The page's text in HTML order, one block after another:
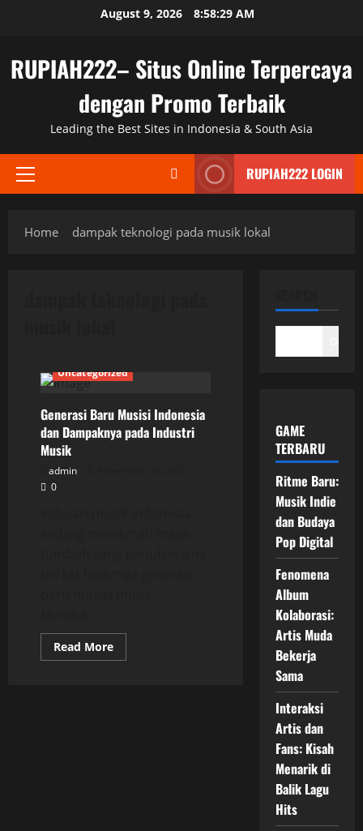
August 9, 2026 8:58:30 AM
RUPIAH222– Situs Online Terpercaya
dengan Promo Terbaik
Leading the Best Sites in Indonesia & South Asia
Primary
RUPIAH222 LOGIN
Home dampak teknologi pada musik lokal
Uncategorized
Generasi Baru Musisi Indonesia
dan Dampaknya pada Industri
Musik
admin
0
Read MoreRead
more
GAME
TERBARU
Ritme Baru:
Musik Indie
dan Budaya
Pop Digital
Fenomena
Album
Kolaborasi:
Artis Muda
Bekerja
Sama
Interaksi
Artis dan
Fans: Kisah
Menarik di
Balik Lagu
Hits